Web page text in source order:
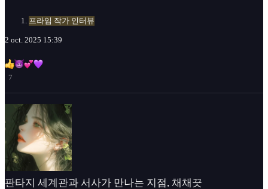
프라임 작가 인터뷰
2 oct. 2025 15:39
7
판타지 세계관과 서사가 만나는 지점, 채채끗